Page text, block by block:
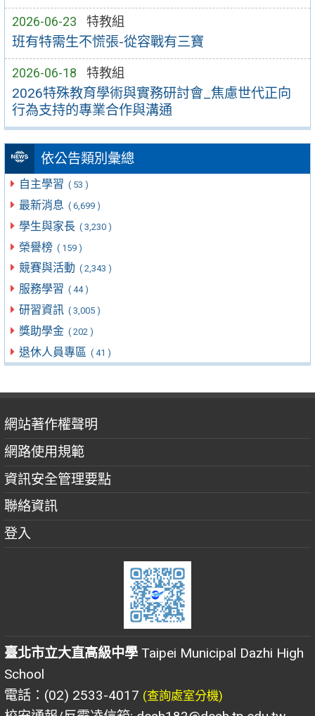
2026-06-23 特教組
班有特需生不慌張-從容戰有三寶
2026-06-18 特教組
2026特殊教育學術與實務研討會_焦慮世代正向
行為支持的專業合作與溝通
依公告類別彙總
自主學習 ( 53 )
最新消息 ( 6,699 )
學生與家長 ( 3,230 )
榮譽榜 ( 159 )
競賽與活動 ( 2,343 )
服務學習 ( 44 )
研習資訊 ( 3,005 )
獎助學金 ( 202 )
退休人員專區 ( 41 )
網站著作權聲明
網路使用規範
資訊安全管理要點
聯絡資訊
登入
臺北市立大直高級中學 Taipei Municipal Dazhi High
School
電話：(02) 2533-4017 (查詢處室分機)